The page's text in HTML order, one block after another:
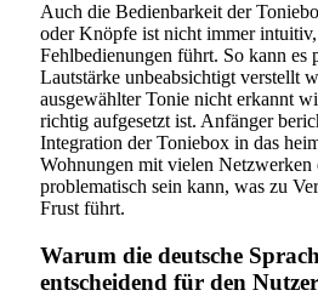
Auch die Bedienbarkeit der
oder Knöpfe ist nicht immer
Fehlbedienungen führt. So kann es
Lautstärke unbeabsichtigt verstellt
ausgewählter Tonie nicht erkannt
richtig aufgesetzt ist. Anfänger
Integration der Toniebox in das
Wohnungen mit vielen Netzwerken
problematisch sein kann, was zu
Frust führt.
Warum die deutsche
entscheidend für den